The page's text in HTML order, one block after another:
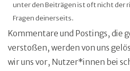
unter den Beiträgen ist oft nicht der
Fragen deinerseits.
Kommentare und Postings, die
verstoßen, werden von uns
wir uns vor, Nutzer*innen bei